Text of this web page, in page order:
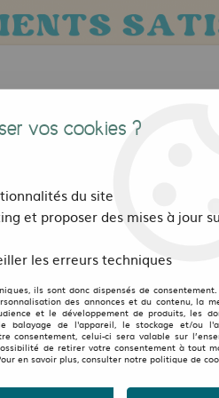
Pour les
deparaillées The Pineapple
Chaussettes
vos cookies ?
du site
et proposer des mises à jour
les erreurs techniques
ils sont donc dispensés de
des annonces et du contenu, la
et le développement de produits, les
balayage de l'appareil, le stockage et/ou
consentement, celui-ci sera valable sur
de retirer votre consentement à tout
en savoir plus, consulter notre politique de